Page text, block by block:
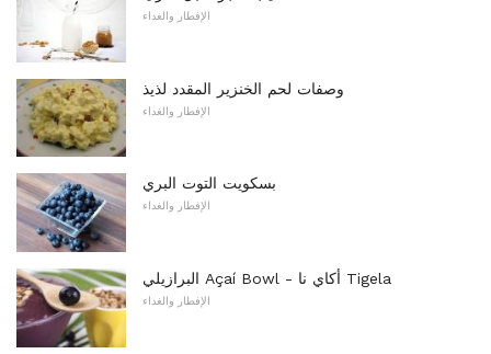
الإفطار والغداء
وصفات لحم الخنزير المقدد لذيذ
الإفطار والغداء
بسكويت التوت البري
الإفطار والغداء
البرازيلي Açaí Bowl - أكاي نا Tigela
الإفطار والغداء